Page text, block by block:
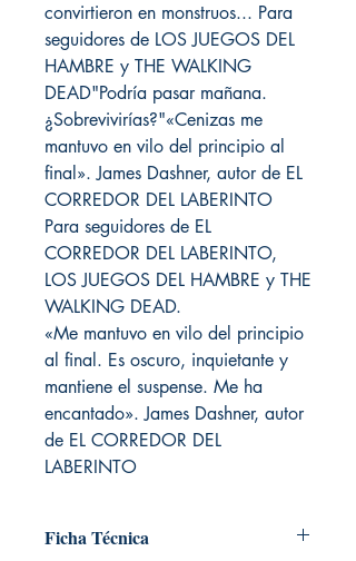
convirtieron en monstruos... Para
seguidores de LOS JUEGOS DEL
HAMBRE y THE WALKING
DEAD"Podría pasar mañana.
¿Sobrevivirías?"«Cenizas me
mantuvo en vilo del principio al
final». James Dashner, autor de EL
CORREDOR DEL LABERINTO
Para seguidores de EL
CORREDOR DEL LABERINTO,
LOS JUEGOS DEL HAMBRE y THE
WALKING DEAD.
«Me mantuvo en vilo del principio
al final. Es oscuro, inquietante y
mantiene el suspense. Me ha
encantado». James Dashner, autor
de EL CORREDOR DEL
LABERINTO
Ficha Técnica